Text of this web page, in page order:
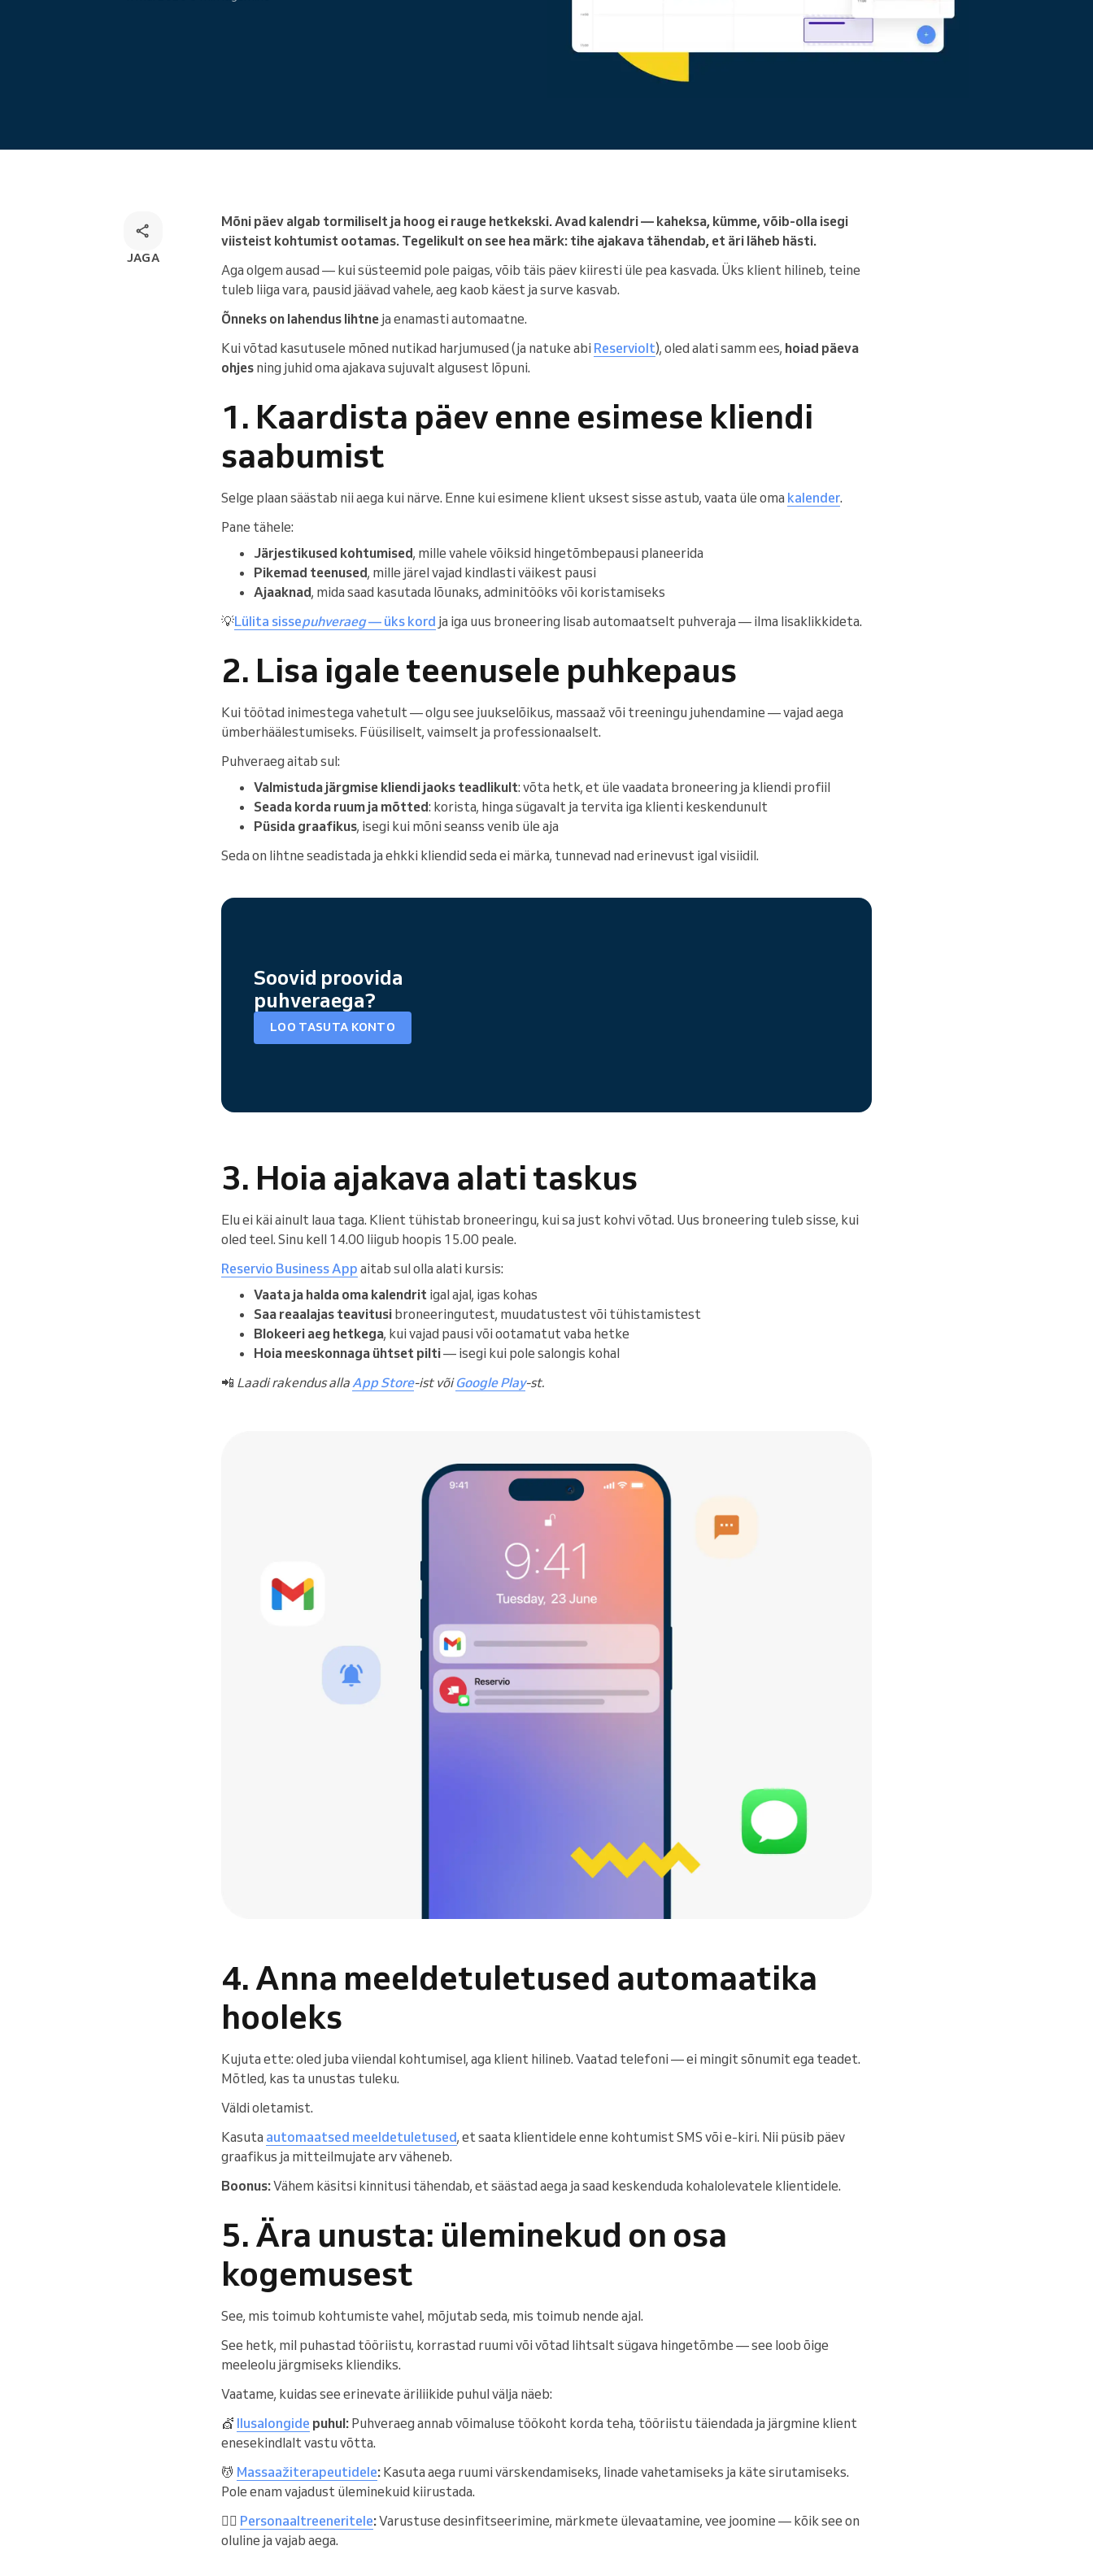
Loe edasi
JAGA
Mõni päev algab tormiliselt ja hoog ei rauge hetkekski. Avad kalendri — kaheksa, kümme, võib-olla isegi
viisteist kohtumist ootamas. Tegelikult on see hea märk: tihe ajakava tähendab, et äri läheb hästi.
Aga olgem ausad — kui süsteemid pole paigas, võib täis päev kiiresti üle pea kasvada. Üks klient hilineb, teine
tuleb liiga vara, pausid jäävad vahele, aeg kaob käest ja surve kasvab.
Õnneks on lahendus lihtne ja enamasti automaatne.
Kui võtad kasutusele mõned nutikad harjumused (ja natuke abi Reserviolt), oled alati samm ees, hoiad päeva
ohjes ning juhid oma ajakava sujuvalt algusest lõpuni.
1. Kaardista päev enne esimese kliendi
saabumist
Selge plaan säästab nii aega kui närve. Enne kui esimene klient uksest sisse astub, vaata üle oma kalender.
Pane tähele:
Järjestikused kohtumised, mille vahele võiksid hingetõmbepausi planeerida
Pikemad teenused, mille järel vajad kindlasti väikest pausi
Ajaaknad, mida saad kasutada lõunaks, adminitööks või koristamiseks
💡Lülita sissepuhveraeg— üks kord ja iga uus broneering lisab automaatselt puhveraja — ilma lisaklikkideta.
2. Lisa igale teenusele puhkepaus
Kui töötad inimestega vahetult — olgu see juukselõikus, massaaž või treeningu juhendamine — vajad aega
ümberhäälestumiseks. Füüsiliselt, vaimselt ja professionaalselt.
Puhveraeg aitab sul:
Valmistuda järgmise kliendi jaoks teadlikult: võta hetk, et üle vaadata broneering ja kliendi profiil
Seada korda ruum ja mõtted: korista, hinga sügavalt ja tervita iga klienti keskendunult
Püsida graafikus, isegi kui mõni seanss venib üle aja
Seda on lihtne seadistada ja ehkki kliendid seda ei märka, tunnevad nad erinevust igal visiidil.
Soovid proovida
puhveraega?
LOO TASUTA KONTO
3. Hoia ajakava alati taskus
Elu ei käi ainult laua taga. Klient tühistab broneeringu, kui sa just kohvi võtad. Uus broneering tuleb sisse, kui
oled teel. Sinu kell 14.00 liigub hoopis 15.00 peale.
Reservio Business App aitab sul olla alati kursis:
Vaata ja halda oma kalendrit igal ajal, igas kohas
Saa reaalajas teavitusi broneeringutest, muudatustest või tühistamistest
Blokeeri aeg hetkega, kui vajad pausi või ootamatut vaba hetke
Hoia meeskonnaga ühtset pilti— isegi kui pole salongis kohal
📲 Laadi rakendus alla App Store-ist võiGoogle Play-st.
4. Anna meeldetuletused automaatika
hooleks
Kujuta ette: oled juba viiendal kohtumisel, aga klient hilineb. Vaatad telefoni — ei mingit sõnumit ega teadet.
Mõtled, kas ta unustas tuleku.
Väldi oletamist.
Kasuta automaatsed meeldetuletused, et saata klientidele enne kohtumist SMS või e-kiri. Nii püsib päev
graafikus ja mitteilmujate arv väheneb.
Boonus:Vähem käsitsi kinnitusi tähendab, et säästad aega ja saad keskenduda kohalolevatele klientidele.
5. Ära unusta: üleminekud on osa
kogemusest
See, mis toimub kohtumiste vahel, mõjutab seda, mis toimub nende ajal.
See hetk, mil puhastad tööriistu, korrastad ruumi või võtad lihtsalt sügava hingetõmbe — see loob õige
meeleolu järgmiseks kliendiks.
Vaatame, kuidas see erinevate äriliikide puhul välja näeb:
💇 Ilusalongide puhul: Puhveraeg annab võimaluse töökoht korda teha, tööriistu täiendada ja järgmine klient
enesekindlalt vastu võtta.
💆 Massaažiterapeutidele: Kasuta aega ruumi värskendamiseks, linade vahetamiseks ja käte sirutamiseks.
Pole enam vajadust üleminekuid kiirustada.
🏋️‍♂️ Personaaltreeneritele:Varustuse desinfitseerimine, märkmete ülevaatamine, vee joomine — kõik see on
oluline ja vajab aega.